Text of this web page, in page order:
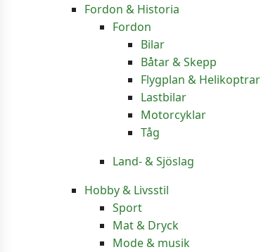
Fordon & Historia
Fordon
Bilar
Båtar & Skepp
Flygplan & Helikoptrar
Lastbilar
Motorcyklar
Tåg
Land- & Sjöslag
Hobby & Livsstil
Sport
Mat & Dryck
Mode & musik